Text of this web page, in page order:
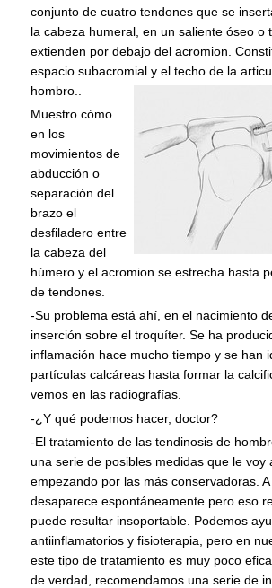
conjunto de cuatro tendones que se
la cabeza humeral, en un saliente óseo o
extienden por debajo del acromion.
espacio subacromial y el techo de la
hombro.
Muestro cómo
en los
movimientos de
abducción o
separación del
brazo el
desfiladero entre
la cabeza del
húmero y el acromion se estrecha hasta
de tendones.
-Su problema está ahí, en el nacimiento
inserción sobre el troquíter. Se ha
inflamación hace mucho tiempo y se han
partículas calcáreas hasta formar la
vemos en las radiografías.
-¿Y qué podemos hacer, doctor?
-El tratamiento de las tendinosis de
una serie de posibles medidas que le voy
empezando por las más conservadoras.
desaparece espontáneamente pero eso
puede resultar insoportable. Podemos
antiinflamatorios y fisioterapia, pero en
este tipo de tratamiento es muy poco
de verdad, recomendamos una serie de